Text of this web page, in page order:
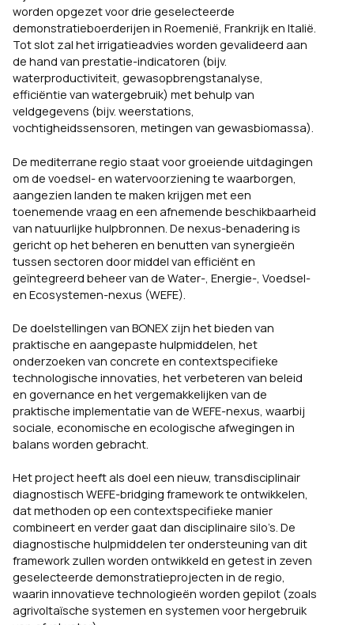
worden opgezet voor drie geselecteerde
demonstratieboerderijen in Roemenië, Frankrijk en Italië.
Tot slot zal het irrigatieadvies worden gevalideerd aan
de hand van prestatie-indicatoren (bijv.
waterproductiviteit, gewasopbrengstanalyse,
efficiëntie van watergebruik) met behulp van
veldgegevens (bijv. weerstations,
vochtigheidssensoren, metingen van gewasbiomassa).
De mediterrane regio staat voor groeiende uitdagingen
om de voedsel- en watervoorziening te waarborgen,
aangezien landen te maken krijgen met een
toenemende vraag en een afnemende beschikbaarheid
van natuurlijke hulpbronnen. De nexus-benadering is
gericht op het beheren en benutten van synergieën
tussen sectoren door middel van efficiënt en
geïntegreerd beheer van de Water-, Energie-, Voedsel-
en Ecosystemen-nexus (WEFE).
De doelstellingen van BONEX zijn het bieden van
praktische en aangepaste hulpmiddelen, het
onderzoeken van concrete en contextspecifieke
technologische innovaties, het verbeteren van beleid
en governance en het vergemakkelijken van de
praktische implementatie van de WEFE-nexus, waarbij
sociale, economische en ecologische afwegingen in
balans worden gebracht.
Het project heeft als doel een nieuw, transdisciplinair
diagnostisch WEFE-bridging framework te ontwikkelen,
dat methoden op een contextspecifieke manier
combineert en verder gaat dan disciplinaire silo’s. De
diagnostische hulpmiddelen ter ondersteuning van dit
framework zullen worden ontwikkeld en getest in zeven
geselecteerde demonstratieprojecten in de regio,
waarin innovatieve technologieën worden gepilot (zoals
agrivoltaïsche systemen en systemen voor hergebruik